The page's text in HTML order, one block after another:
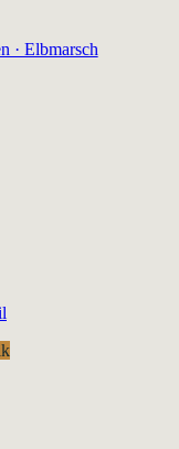
· Elbmarsch